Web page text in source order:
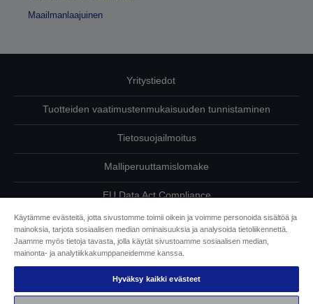
Maailmanlaajuinen
Yritystiedot
Tuotteiden vaatimustenmukaisuuden tunnistaminen
Tietosuojailmoitus
Malliperuuttamislomake
EU Data Act Compliance
Ota meihin yhteyttä omista tiedoistasi
Tietoa evästeistä
Epson on sitoutunut saavutettavuuteen
Käytämme evästeitä, jotta sivustomme toimii oikein ja voimme personoida sisältöä ja
mainoksia, tarjota sosiaalisen median ominaisuuksia ja analysoida tietoliikennettä.
Jaamme myös tietoja tavasta, jolla käytät sivustoamme sosiaalisen median,
mainonta- ja analytiikkakumppaneidemme kanssa.
Hyväksy kaikki evästeet